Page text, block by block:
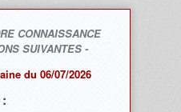
CONNAISSANCE
SUIVANTES -
du 06/07/2026